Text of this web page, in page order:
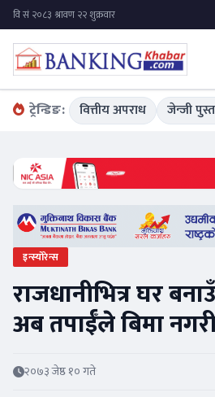
ट्रेन्डिङ: वित्तीय अपराध जेन्जी
इन्स्योरेन्स
राजधानीभित्र घर
अब तपाईँले बिमा
२०७३ जेष्ठ १० गते